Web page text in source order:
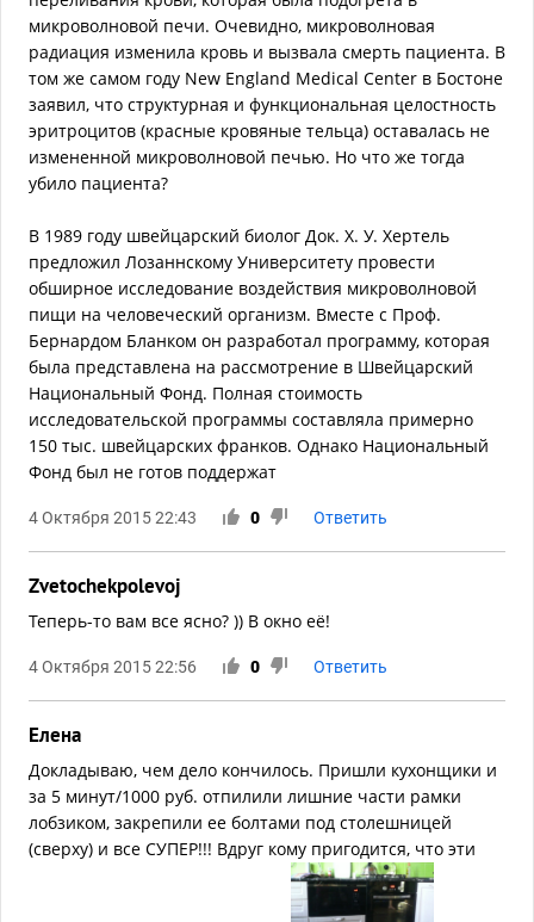
микроволновой печи. Очевидно, микроволновая
радиация изменила кровь и вызвала смерть пациента. В
том же самом году New England Medical Center в Бостоне
заявил, что структурная и функциональная целостность
эритроцитов (красные кровяные тельца) оставалась не
измененной микроволновой печью. Но что же тогда
убило пациента?
В 1989 году швейцарский биолог Док. Х. У. Хертель
предложил Лозаннскому Университету провести
обширное исследование воздействия микроволновой
пищи на человеческий организм. Вместе с Проф.
Бернардом Бланком он разработал программу, которая
была представлена на рассмотрение в Швейцарский
Национальный Фонд. Полная стоимость
исследовательской программы составляла примерно
150 тыс. швейцарских франков. Однако Национальный
Фонд был не готов поддержат
4 Октября 2015 22:43 0 Ответить
Zvetochekpolevoj
Теперь-то вам все ясно? )) В окно её!
4 Октября 2015 22:56 0 Ответить
Елена
Докладываю, чем дело кончилось. Пришли кухонщики и
за 5 минут/1000 руб. отпилили лишние части рамки
лобзиком, закрепили ее болтами под столешницей
(сверху) и все СУПЕР!!! Вдруг кому пригодится, что эти